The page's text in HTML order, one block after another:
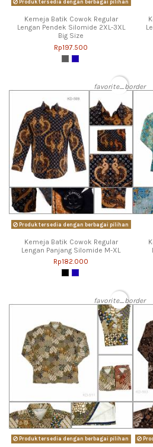
Produk tersedia dengan berbagai pilihan
Kemeja Batik Cowok Regular
Lengan Pendek Silomide 2XL-3XL
Big Size
Rp197.500
Produk tersedia dengan berbagai pilihan
favorite_border
Kemeja Batik Cowok Regular
Lengan Panjang Silomide M-XL
Rp182.000
Produk tersedia dengan berbagai pilihan
favorite_border